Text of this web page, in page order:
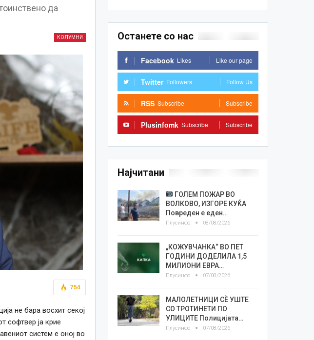
да
КОЛУМНИ
754
не бара восхит секој
софтвер ја крие
систем е оној во
Останете со нас
Facebook Likes Like our page
Twitter Followers Follow Us
RSS Subscribe Subscribe
Plusinfomk Subscribe Subscribe
Најчитани
ГОЛЕМ ПОЖАР ВО
ВОЛКОВО, ИЗГОРЕ КУЌА
Повреден е еден…
Плусинфо 08/08/2026
„КОЖУВЧАНКА“ ВО ПЕТ
ГОДИНИ ДОДЕЛИЛА 1,5
МИЛИОНИ ЕВРА…
Плусинфо 07/08/2026
МАЛОЛЕТНИЦИ СÈ УШТЕ
СО ТРОТИНЕТИ ПО
УЛИЦИТЕ Полицијата…
Плусинфо 07/08/2026